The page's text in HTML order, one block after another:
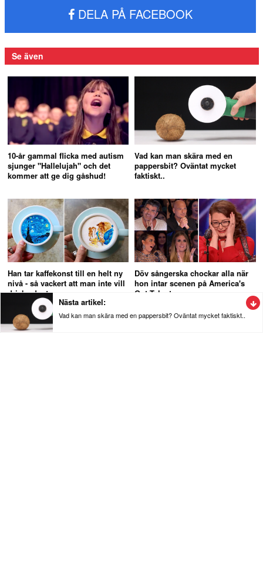
DELA PÅ FACEBOOK
Se även
10-år gammal flicka med autism
sjunger "Hallelujah" och det
kommer att ge dig gåshud!
Vad kan man skära med en
pappersbit? Oväntat mycket
faktiskt..
Han tar kaffekonst till en helt ny
nivå - så vackert att man inte vill
dricka den!
Döv sångerska chockar alla när
hon intar scenen på America's
Got Talent
Nöje
Nästa artikel:
Vad kan man skära med en pappersbit? Oväntat mycket faktiskt..